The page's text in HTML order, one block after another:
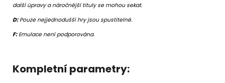
další úpravy a náročnější tituly se mohou sekat.
D:Pouze nejjednodušší hry jsou spustitelné.
F:Emulace není podporována.
Kompletní parametry: